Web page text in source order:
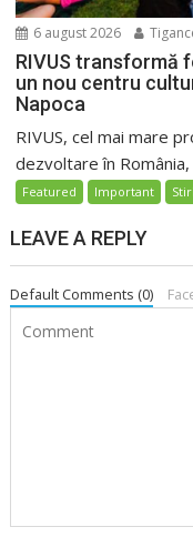
6 august 2026
RIVUS transformă
un nou centru
Napoca
RIVUS, cel mai mare
dezvoltare în România,
Featured Important Stiri
LEAVE A REPLY
Default Comments (0)